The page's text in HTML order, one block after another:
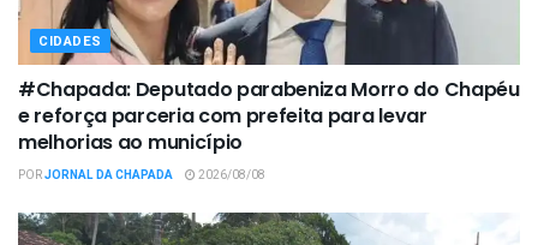
CIDADES
#Chapada: Deputado parabeniza Morro do Chapéu
e reforça parceria com prefeita para levar
melhorias ao município
PORJORNAL DA CHAPADA 2026/08/08